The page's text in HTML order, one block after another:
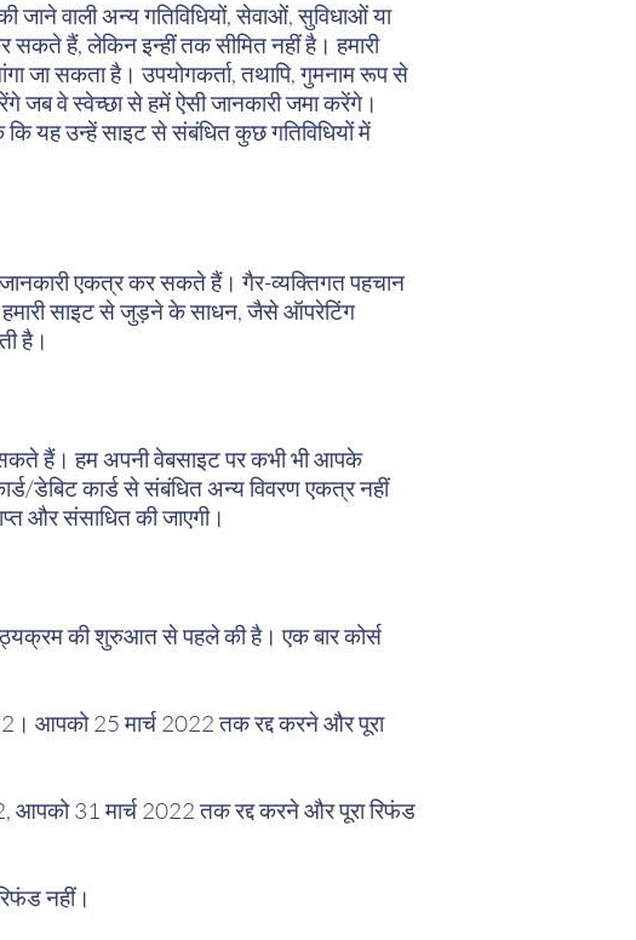
जाने वाली अन्य गतिविधियों, सेवाओं, सुविधाओं या
हैं, लेकिन इन्हीं तक सीमित नहीं है। हमारी
जा सकता है। उपयोगकर्ता, तथापि, गुमनाम रूप से
जब वे स्वेच्छा से हमें ऐसी जानकारी जमा करेंगे।
यह उन्हें साइट से संबंधित कुछ गतिविधियों में
एकत्र कर सकते हैं। गैर-व्यक्तिगत पहचान
हमारी साइट से जुड़ने के साधन, जैसे ऑपरेटिंग
है।
सकते हैं। हम अपनी वेबसाइट पर कभी भी आपके
डेबिट कार्ड से संबंधित अन्य विवरण एकत्र नहीं
और संसाधित की जाएगी।
की शुरुआत से पहले की है। एक बार कोर्स
आपको 25 मार्च 2022 तक रद्द करने और पूरा
आपको 31 मार्च 2022 तक रद्द करने और पूरा रिफंड
नहीं।